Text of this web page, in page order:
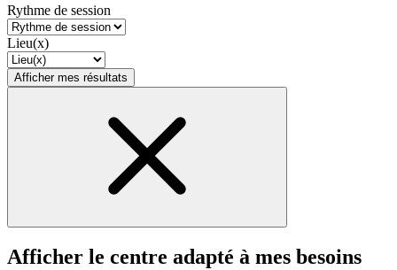
Rythme de session
Lieu(x)
Afficher mes résultats
Afficher le centre adapté à mes besoins